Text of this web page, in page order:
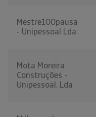
Mestre100pausa
- Unipessoal Lda
Mota Moreira
Construções -
Unipessoal, Lda